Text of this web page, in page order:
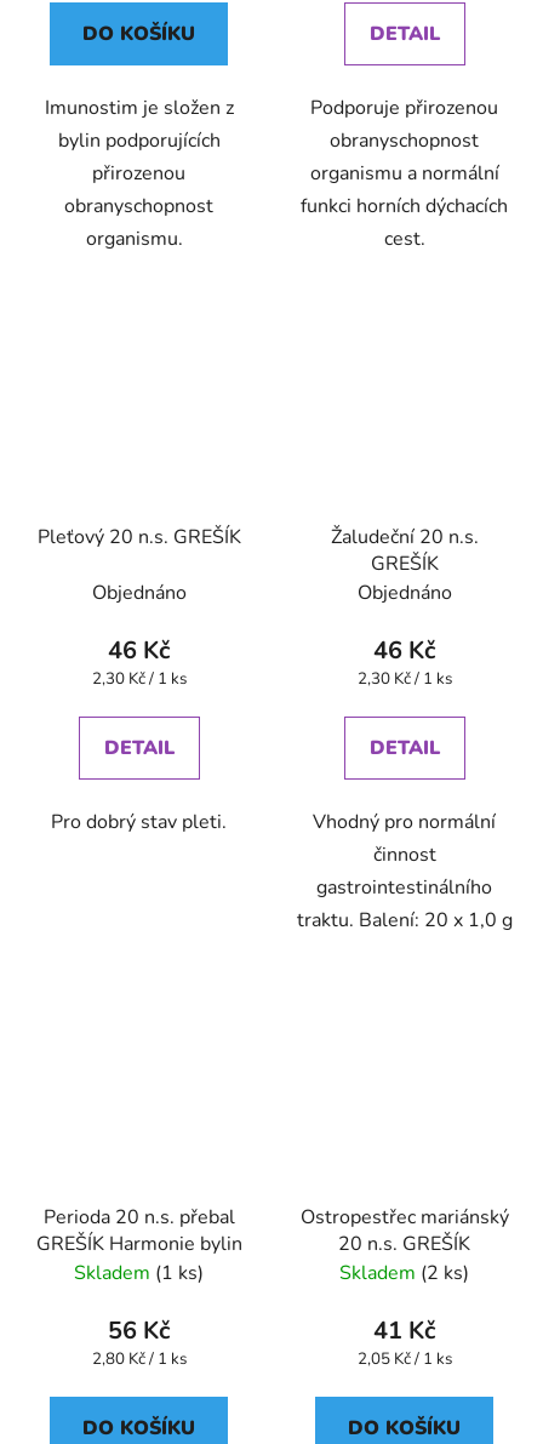
DO KOŠÍKU
Imunostim je složen z
bylin podporujících
přirozenou
obranyschopnost
organismu.
DETAIL
Podporuje přirozenou
obranyschopnost
organismu a normální
funkci horních dýchacích
cest.
Pleťový 20 n.s. GREŠÍK
Objednáno
46 Kč
Měrná
2,30 Kč / 1 ks
DETAIL
Pro dobrý stav pleti.
Žaludeční 20 n.s.
GREŠÍK
Objednáno
46 Kč
Měrná
2,30 Kč / 1 ks
DETAIL
Vhodný pro normální
činnost
gastrointestinálního
traktu. Balení: 20 x 1,0 g
Perioda 20 n.s. přebal
GREŠÍK Harmonie bylin
Skladem (1 ks)
56 Kč
Měrná
2,80 Kč / 1 ks
DO KOŠÍKU
Ostropestřec mariánský
20 n.s. GREŠÍK
Skladem (2 ks)
41 Kč
Měrná
2,05 Kč / 1 ks
DO KOŠÍKU